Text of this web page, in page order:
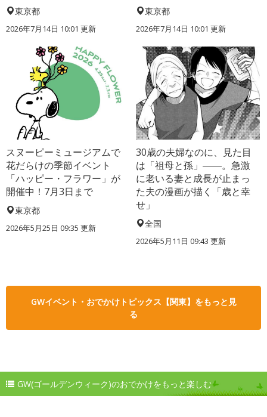
東京都
2026年7月14日 10:01 更新
東京都
2026年7月14日 10:01 更新
スヌーピーミュージアムで
花だらけの季節イベント
「ハッピー・フラワー」が
開催中！7月3日まで
東京都
2026年5月25日 09:35 更新
30歳の夫婦なのに、見た目
は「祖母と孫」――。急激
に老いる妻と成長が止まっ
た夫の漫画が描く「歳と幸
せ」
全国
2026年5月11日 09:43 更新
GWイベント・おでかけトピックス【関東】をもっと見
る
GW(ゴールデンウィーク)のおでかけをもっと楽しむ